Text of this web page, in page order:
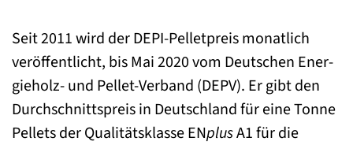
Seit 2011 wird der DEPI-Pelletpreis monatlich
veröffentlicht, bis Mai 2020 vom Deutschen Ener-
gieholz- und Pellet-Verband (DEPV). Er gibt den
Durchschnittspreis in Deutschland für eine Tonne
Pellets der Qualitätsklasse ENplusA1 für die